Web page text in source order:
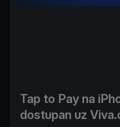
Tap to Pay na
dostupan uz